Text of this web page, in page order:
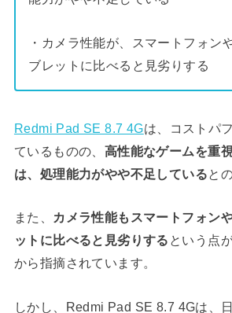
・カメラ性能が、スマートフォン
ブレットに比べると見劣りする
Redmi Pad SE 8.7 4Gは、コストパ
ているものの、 高性能なゲームを重
は、処理能力がやや不足していると
また、
カメラ性能もスマートフォン
ットに比べると見劣りする という点
から指摘されています。
しかし、Redmi Pad SE 8.7 4Gは、